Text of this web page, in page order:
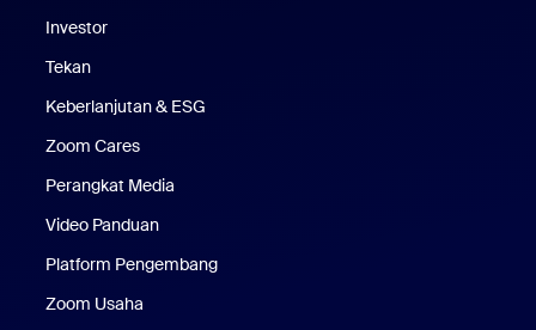
Investor
Tekan
Keberlanjutan & ESG
Zoom Cares
Perangkat Media
Video Panduan
Platform Pengembang
Zoom Usaha